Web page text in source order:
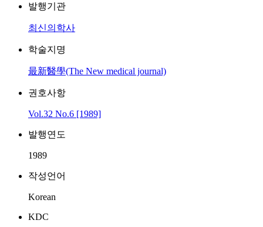
발행기관
최신의학사
학술지명
最新醫學(The New medical journal)
권호사항
Vol.32 No.6 [1989]
발행연도
1989
작성언어
Korean
KDC